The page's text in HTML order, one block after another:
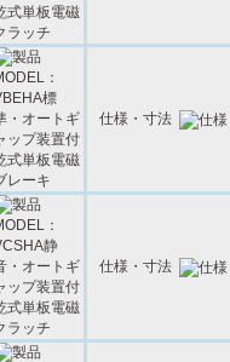
仕様・寸法
仕様・寸法